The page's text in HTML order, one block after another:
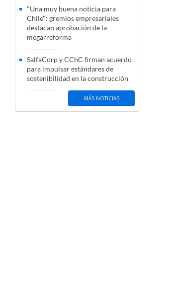
"Una muy buena noticia para
Chile": gremios empresariales
destacan aprobación de la
megarreforma
SalfaCorp y CChC firman acuerdo
para impulsar estándares de
sostenibilidad en la construcción
MÁS NOTICIAS